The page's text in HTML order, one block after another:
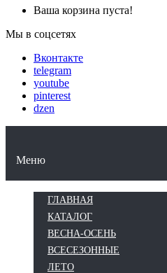
Ваша корзина пуста!
Мы в соцсетях
Вконтакте
telegram
youtube
pinterest
dzen
Меню
ГЛАВНАЯ
КАТАЛОГ
ВЕСНА-ОСЕНЬ
ВСЕСЕЗОННЫЕ
ЛЕТО